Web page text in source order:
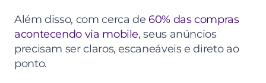
Além disso, com cerca de 60% das compras
acontecendo via mobile, seus anúncios
precisam ser claros, escaneáveis e direto ao
ponto.